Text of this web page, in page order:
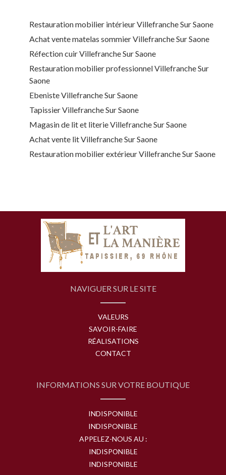
Restauration mobilier intérieur Villefranche Sur Saone
Achat vente matelas sommier Villefranche Sur Saone
Réfection cuir Villefranche Sur Saone
Restauration mobilier professionnel Villefranche Sur
Saone
Ebeniste Villefranche Sur Saone
Tapissier Villefranche Sur Saone
Magasin de lit et literie Villefranche Sur Saone
Achat vente lit Villefranche Sur Saone
Restauration mobilier extérieur Villefranche Sur Saone
NAVIGUER SUR LE SITE
VALEURS
SAVOIR-FAIRE
RÉALISATIONS
CONTACT
INFORMATIONS SUR VOTRE BOUTIQUE
INDISPONIBLE
INDISPONIBLE
APPELEZ-NOUS AU :
INDISPONIBLE
INDISPONIBLE